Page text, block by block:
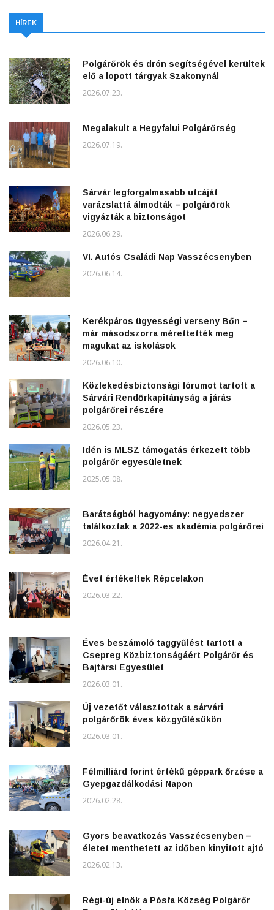
HÍREK
Polgárőrök és drón segítségével kerültek
elő a lopott tárgyak Szakonynál
2026.07.23.
Megalakult a Hegyfalui Polgárőrség
2026.07.19.
Sárvár legforgalmasabb utcáját
varázslattá álmodták – polgárőrök
vigyázták a biztonságot
2026.06.29.
VI. Autós Családi Nap Vasszécsenyben
2026.06.14.
Kerékpáros ügyességi verseny Bőn –
már másodszorra mérettették meg
magukat az iskolások
2026.06.10.
Közlekedésbiztonsági fórumot tartott a
Sárvári Rendőrkapitányság a járás
polgárőrei részére
2026.05.23.
Idén is MLSZ támogatás érkezett több
polgárőr egyesületnek
2025.05.08.
Barátságból hagyomány: negyedszer
találkoztak a 2022-es akadémia polgárőrei
2026.04.21.
Évet értékeltek Répcelakon
2026.03.22.
Éves beszámoló taggyűlést tartott a
Csepreg Közbiztonságáért Polgárőr és
Bajtársi Egyesület
2026.03.01.
Új vezetőt választottak a sárvári
polgárőrök éves közgyűlésükön
2026.03.01.
Félmilliárd forint értékű géppark őrzése a
Gyepgazdálkodási Napon
2026.02.28.
Gyors beavatkozás Vasszécsenyben –
életet menthetett az időben kinyitott ajtó
2026.02.13.
Régi-új elnök a Pósfa Község Polgárőr